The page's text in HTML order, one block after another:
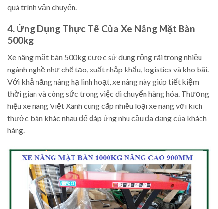
quá trình vận chuyển.
4. Ứng Dụng Thực Tế Của Xe Nâng Mặt Bàn
500kg
Xe nâng mặt bàn 500kg được sử dụng rộng rãi trong nhiều
ngành nghề như chế tạo, xuất nhập khẩu, logistics và kho bãi.
Với khả năng nâng hạ linh hoạt, xe nâng này giúp tiết kiệm
thời gian và công sức trong việc di chuyển hàng hóa. Thương
hiệu xe nâng Việt Xanh cung cấp nhiều loại xe nâng với kích
thước bàn khác nhau để đáp ứng nhu cầu đa dạng của khách
hàng.